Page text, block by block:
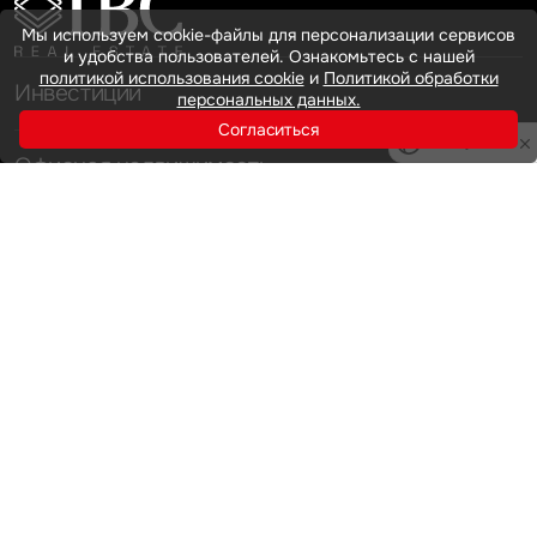
Инвестиции
Офисная недвижимость
Мы используем cookie-файлы для персонализации сервисов
и удобства пользователей. Ознакомьтесь с нашей
политикой использования cookieи Политикой обработки
персональных данных.
Согласиться